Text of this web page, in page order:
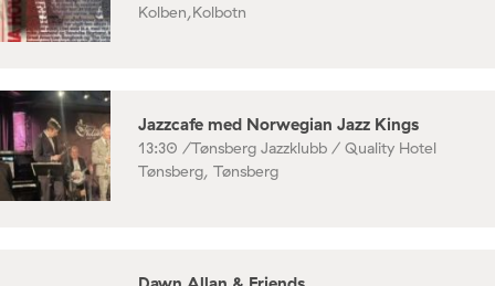
Kolben,Kolbotn
Jazzcafe med Norwegian Jazz Kings
13:30 /Tønsberg Jazzklubb / Quality Hotel
Tønsberg, Tønsberg